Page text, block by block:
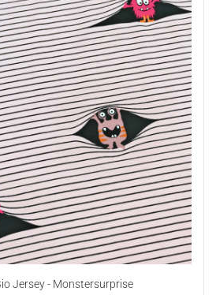
Jersey - Monstersurprise